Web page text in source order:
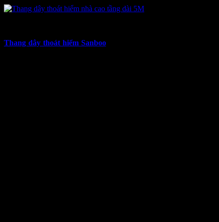
Thang dây thoát hiểm Sanboomang đến sự an tâm thiết yếu cho